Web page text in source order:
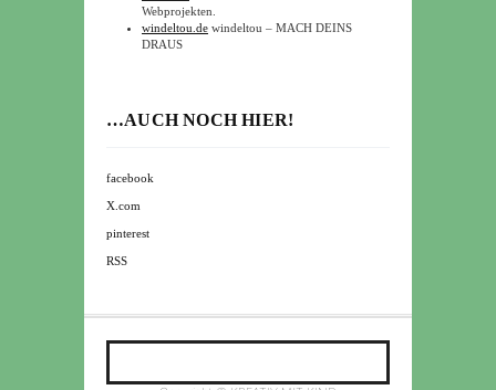
Webprojekten.
windeltou.de windeltou – MACH DEINS
DRAUS
…AUCH NOCH HIER!
facebook
X.com
pinterest
RSS